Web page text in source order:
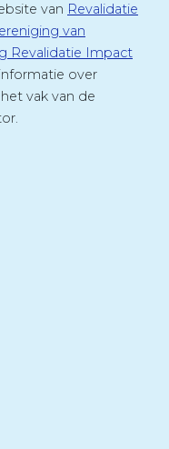
van Revalidatie
van
Revalidatie Impact
over
vak van de